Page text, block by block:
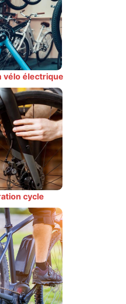
vélo électrique
cycle